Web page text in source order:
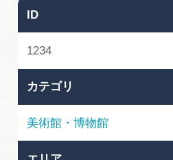
早わかり岐阜
買い物・お土産
ID
1234
カテゴリ
美術館・博物館